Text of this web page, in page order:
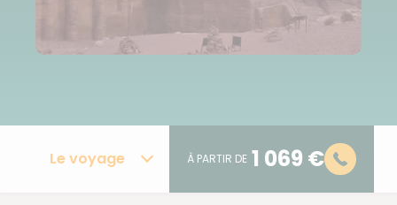
Le voyage À PARTIR DE 1 069 €